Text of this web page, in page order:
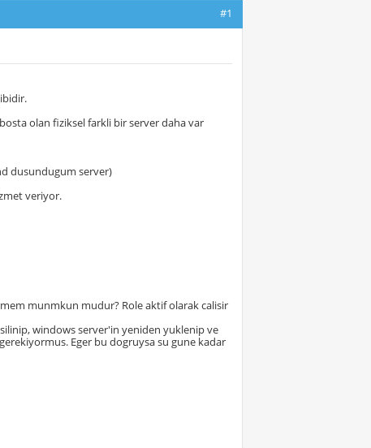
#1
olan fiziksel farkli bir server daha var
dusundugum server)
veriyor.
munmkun mudur? Role aktif olarak calisir
windows server'in yeniden yuklenip ve
Eger bu dogruysa su gune kadar